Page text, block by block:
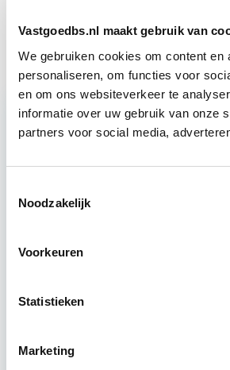
Vastgoedbs.nl maakt gebruik van
We gebruiken cookies om content en
personaliseren, om functies voor
en om ons websiteverkeer te
informatie over uw gebruik van onze
partners voor social media,
Noodzakelijk
Voorkeuren
Statistieken
Marketing
Vastgoedmarkt & Trends
Relevant bij dit
verbeteren. De belangrijkste